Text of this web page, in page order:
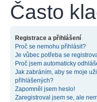
Často
Registrace a přihlášení
Proč se nemohu přihlásit?
Je vůbec potřeba se
Proč jsem automaticky
Jak zabráním, aby se moje
přihlášených?
Zapomněl jsem heslo!
Zaregistroval jsem se, ale